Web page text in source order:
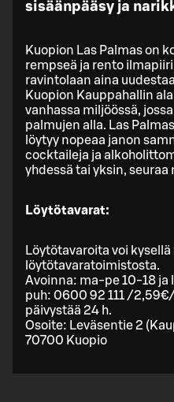
sisäänpääsy ja
Kuopion Las Palmas on
rempseä ja rento
ravintolaan aina
Kuopion Kauppahallin
vanhassa miljöössä,
palmujen alla. Las
löytyy nopeaa janon
cocktaileja ja
yhdessä tai yksin, seuraa
Löytötavarat:
Löytötavaroita voi kysellä
löytötavaratoimistosta.
Avoinna: ma-pe 10-18 ja
puh: 0600 92 111 /
päivystää 24 h.
Osoite: Leväsentie 2
70700 Kuopio